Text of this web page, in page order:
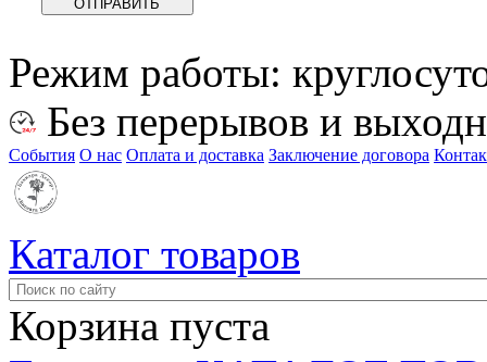
Режим работы:
Без перерывов и
События О нас Оплата и доставка Заключение договора
Каталог товаров
Корзина пуста